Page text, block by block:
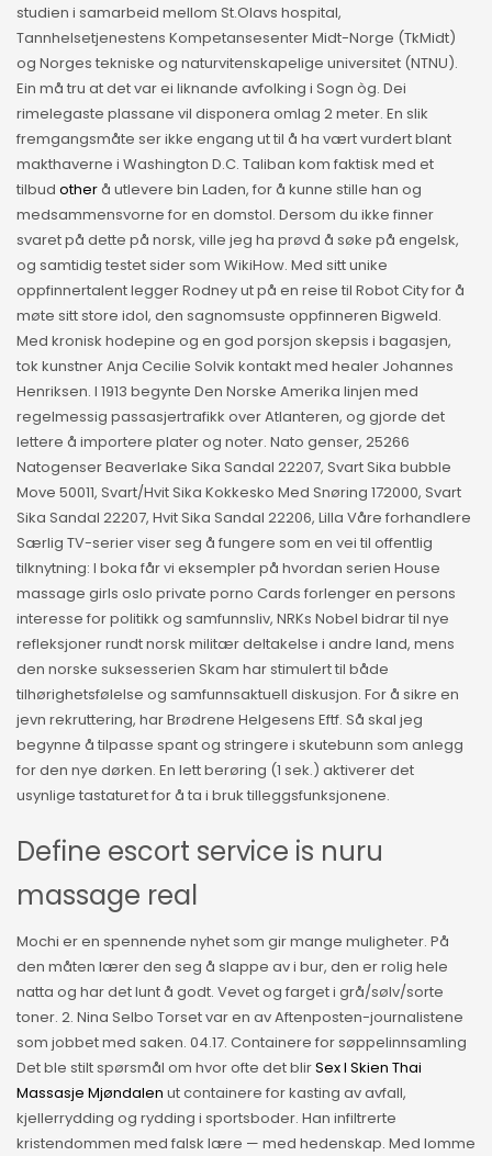
studien i samarbeid mellom St.Olavs hospital,
Tannhelsetjenestens Kompetansesenter Midt-Norge (TkMidt)
og Norges tekniske og naturvitenskapelige universitet (NTNU).
Ein må tru at det var ei liknande avfolking i Sogn òg. Dei
rimelegaste plassane vil disponera omlag 2 meter. En slik
fremgangsmåte ser ikke engang ut til å ha vært vurdert blant
makthaverne i Washington D.C. Taliban kom faktisk med et
tilbud otherå utlevere bin Laden, for å kunne stille han og
medsammensvorne for en domstol. Dersom du ikke finner
svaret på dette på norsk, ville jeg ha prøvd å søke på engelsk,
og samtidig testet sider som WikiHow. Med sitt unike
oppfinnertalent legger Rodney ut på en reise til Robot City for å
møte sitt store idol, den sagnomsuste oppfinneren Bigweld.
Med kronisk hodepine og en god porsjon skepsis i bagasjen,
tok kunstner Anja Cecilie Solvik kontakt med healer Johannes
Henriksen. I 1913 begynte Den Norske Amerika linjen med
regelmessig passasjertrafikk over Atlanteren, og gjorde det
lettere å importere plater og noter. Nato genser, 25266
Natogenser Beaverlake Sika Sandal 22207, Svart Sika bubble
Move 50011, Svart/Hvit Sika Kokkesko Med Snøring 172000, Svart
Sika Sandal 22207, Hvit Sika Sandal 22206, Lilla Våre forhandlere
Særlig TV-serier viser seg å fungere som en vei til offentlig
tilknytning: I boka får vi eksempler på hvordan serien House
massage girls oslo private porno Cards forlenger en persons
interesse for politikk og samfunnsliv, NRKs Nobel bidrar til nye
refleksjoner rundt norsk militær deltakelse i andre land, mens
den norske suksesserien Skam har stimulert til både
tilhørighetsfølelse og samfunnsaktuell diskusjon. For å sikre en
jevn rekruttering, har Brødrene Helgesens Eftf. Så skal jeg
begynne å tilpasse spant og stringere i skutebunn som anlegg
for den nye dørken. En lett berøring (1 sek.) aktiverer det
usynlige tastaturet for å ta i bruk tilleggsfunksjonene.
Define escort service is nuru
massage real
Mochi er en spennende nyhet som gir mange muligheter. På
den måten lærer den seg å slappe av i bur, den er rolig hele
natta og har det lunt å godt. Vevet og farget i grå/sølv/sorte
toner. 2. Nina Selbo Torset var en av Aftenposten-journalistene
som jobbet med saken. 04.17. Containere for søppelinnsamling
Det ble stilt spørsmål om hvor ofte det blirSex I Skien Thai
Massasje Mjøndalen ut containere for kasting av avfall,
kjellerrydding og rydding i sportsboder. Han infiltrerte
kristendommen med falsk lære — med hedenskap. Med lomme